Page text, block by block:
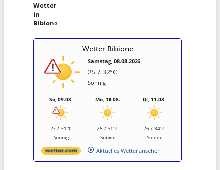
Wetter
in
Bibione
Wetter Bibione
Samstag, 08.08.2026
25 / 32°C
Sonnig
So, 09.08.
25 / 31°C
Sonnig
Mo, 10.08.
25 / 31°C
Sonnig
Di, 11.08.
26 / 34°C
Sonnig
Aktuelles Wetter ansehen